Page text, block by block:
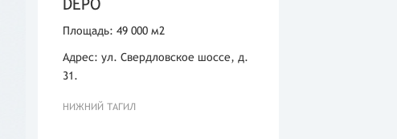
DEPO
Площадь: 49 000 м2
Адрес: ул. Свердловское шоссе, д.
31.
НИЖНИЙ ТАГИЛ